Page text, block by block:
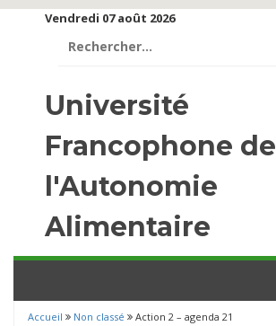
Vendredi 07 août 2026
Université
Francophone de
l'Autonomie
Alimentaire
Accueil Non classé Action 2 – agenda 21